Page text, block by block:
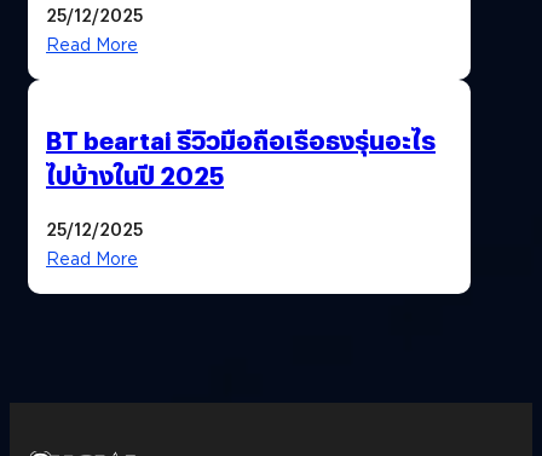
25/12/2025
Read More
BT beartai รีวิวมือถือเรือธงรุ่นอะไร
ไปบ้างในปี 2025
25/12/2025
Read More